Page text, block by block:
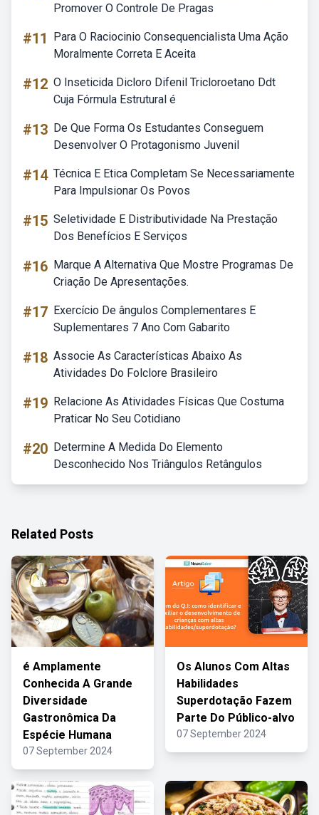
Promover O Controle De Pragas
#11
Para O Raciocinio Consequencialista Uma Ação
Moralmente Correta E Aceita
#12 O Inseticida Dicloro Difenil Tricloroetano Ddt
Cuja Fórmula Estrutural é
#13 De Que Forma Os Estudantes Conseguem
Desenvolver O Protagonismo Juvenil
#14 Técnica E Etica Completam Se Necessariamente
Para Impulsionar Os Povos
#15 Seletividade E Distributividade Na Prestação
Dos Benefícios E Serviços
#16 Marque A Alternativa Que Mostre Programas De
Criação De Apresentações.
#17 Exercício De ângulos Complementares E
Suplementares 7 Ano Com Gabarito
#18 Associe As Características Abaixo As
Atividades Do Folclore Brasileiro
#19 Relacione As Atividades Físicas Que Costuma
Praticar No Seu Cotidiano
#20 Determine A Medida Do Elemento
Desconhecido Nos Triângulos Retângulos
Related Posts
é Amplamente
Conhecida A Grande
Diversidade
Gastronômica Da
Espécie Humana
07 September 2024
Os Alunos Com Altas
Habilidades
Superdotação Fazem
Parte Do Público-alvo
07 September 2024